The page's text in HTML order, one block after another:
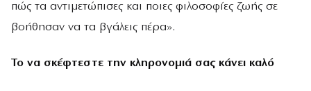
πώς τα αντιμετώπισες και ποιες φιλοσοφίες ζωής σε
βοήθησαν να τα βγάλεις πέρα».
Το να σκέφτεστε την κληρονομιά σας κάνει καλό